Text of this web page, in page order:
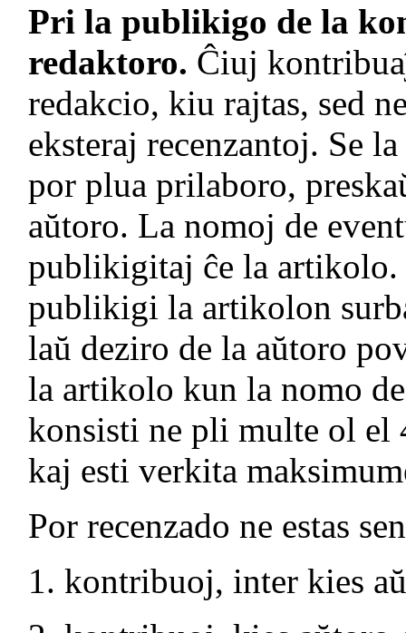
Pri la publikigo de la
redaktoro. Ĉiuj
redakcio, kiu rajtas, sed
eksteraj recenzantoj. Se
por plua prilaboro,
aŭtoro. La nomoj de
publikigitaj ĉe la artikolo.
publikigi la artikolon
laŭ deziro de la aŭtoro
la artikolo kun la nomo
konsisti ne pli multe ol
kaj esti verkita
Por recenzado ne estas
kontribuoj, inter kies